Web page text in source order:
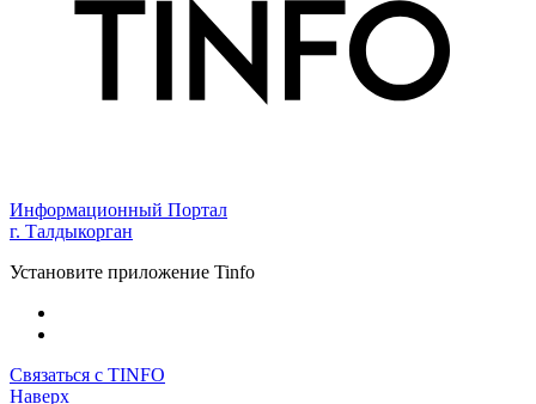
Информационный Портал
г. Талдыкорган
Установите приложение Tinfo
Связаться с TINFO
Наверх